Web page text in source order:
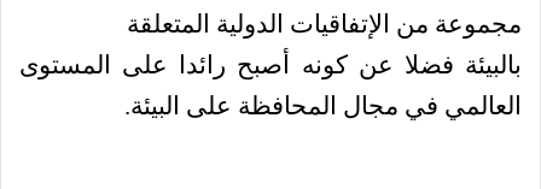
مجموعة من الإتفاقيات الدولية المتعلقة
بالبيئة فضلا عن كونه أصبح رائدا على المستوى
العالمي في مجال المحافظة على البيئة.